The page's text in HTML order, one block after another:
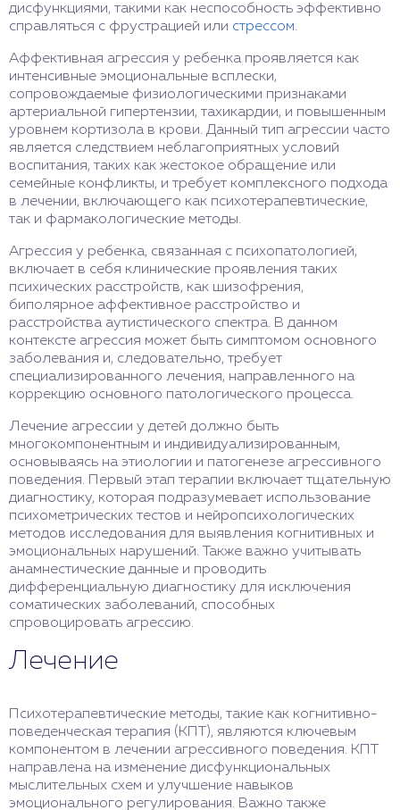
дисфункциями, такими как неспособность эффективно
справляться с фрустрацией или стрессом.
Аффективная агрессия у ребенка проявляется как
интенсивные эмоциональные всплески,
сопровождаемые физиологическими признаками
артериальной гипертензии, тахикардии, и повышенным
уровнем кортизола в крови. Данный тип агрессии часто
является следствием неблагоприятных условий
воспитания, таких как жестокое обращение или
семейные конфликты, и требует комплексного подхода
в лечении, включающего как психотерапевтические,
так и фармакологические методы.
Агрессия у ребенка, связанная с психопатологией,
включает в себя клинические проявления таких
психических расстройств, как шизофрения,
биполярное аффективное расстройство и
расстройства аутистического спектра. В данном
контексте агрессия может быть симптомом основного
заболевания и, следовательно, требует
специализированного лечения, направленного на
коррекцию основного патологического процесса.
Лечение агрессии у детей должно быть
многокомпонентным и индивидуализированным,
основываясь на этиологии и патогенезе агрессивного
поведения. Первый этап терапии включает тщательную
диагностику, которая подразумевает использование
психометрических тестов и нейропсихологических
методов исследования для выявления когнитивных и
эмоциональных нарушений. Также важно учитывать
анамнестические данные и проводить
дифференциальную диагностику для исключения
соматических заболеваний, способных
спровоцировать агрессию.
Лечение
Психотерапевтические методы, такие как когнитивно-
поведенческая терапия (КПТ), являются ключевым
компонентом в лечении агрессивного поведения. КПТ
направлена на изменение дисфункциональных
мыслительных схем и улучшение навыков
эмоционального регулирования. Важно также